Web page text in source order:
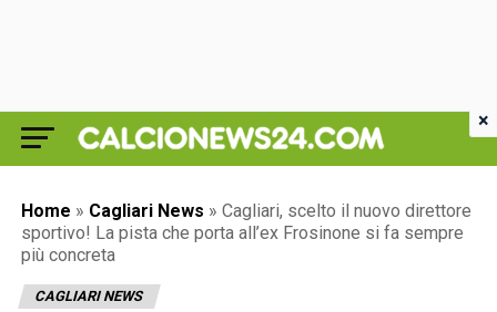
Home » Cagliari News » Cagliari, scelto il nuovo direttore
sportivo! La pista che porta all’ex Frosinone si fa sempre
più concreta
CAGLIARI NEWS
×